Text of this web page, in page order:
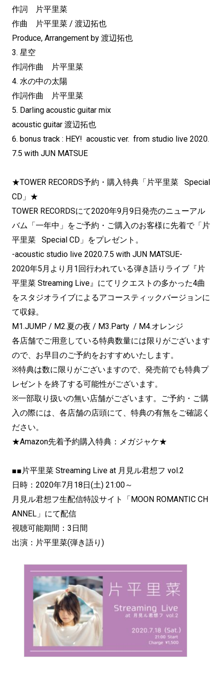
作詞 片平里菜
作曲 片平里菜 / 渡辺拓也
Produce, Arrangement by 渡辺拓也
3. 星空
作詞作曲 片平里菜
4. 水の中の太陽
作詞作曲 片平里菜
5. Darling acoustic guitar mix
acoustic guitar 渡辺拓也
6. bonus track : HEY! acoustic ver. from studio live 2020.
7.5 with JUN MATSUE
★TOWER RECORDS予約・購入特典「片平里菜 Special
CD」★
TOWER RECORDSにて2020年9月9日発売のニューアル
バム「一年中」をご予約・ご購入のお客様に先着で「片
平里菜 Special CD」をプレゼント。
-acoustic studio live 2020.7.5 with JUN MATSUE-
2020年5月より月1回行われている弾き語りライブ『片
平里菜 Streaming Live』にてリクエストの多かった4曲
をスタジオライブによるアコースティックバージョンに
て収録。
M1.JUMP / M2.夏の夜 / M3.Party / M4.オレンジ
各店舗でご用意している特典数量には限りがございます
ので、お早目のご予約をおすすめいたします。
※特典は数に限りがございますので、発売前でも特典プ
レゼントを終了する可能性がございます。
※一部取り扱いの無い店舗がございます。ご予約・ご購
入の際には、各店舗の店頭にて、特典の有無をご確認く
ださい。
★Amazon先着予約購入特典：メガジャケ★
■■片平里菜 Streaming Live at 月見ル君想フ vol.2
日時：2020年7月18日(土) 21:00～
月見ル君想フ生配信特設サイト「MOON ROMANTIC CH
ANNEL」にて配信
視聴可能期間：3日間
出演：片平里菜(弾き語り)